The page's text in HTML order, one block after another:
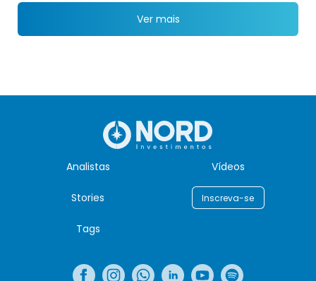
Ver mais
Analistas Vídeos
Stories Inscreva-se
Tags